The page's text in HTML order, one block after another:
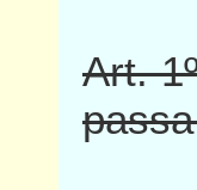
Art.